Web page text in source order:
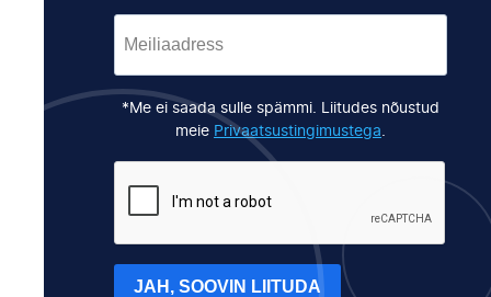
*Me ei saada sulle spämmi. Liitudes nõustud
meie Privaatsustingimustega.
JAH, SOOVIN LIITUDA